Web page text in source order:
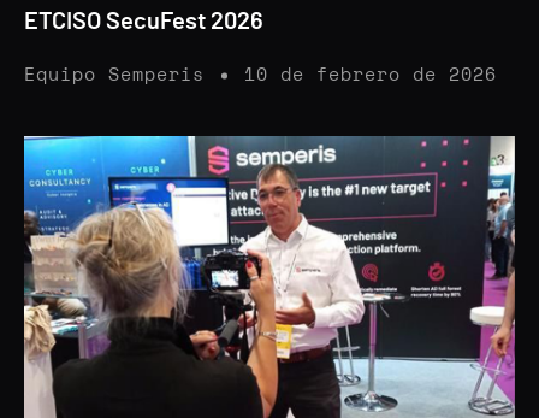
ETCISO SecuFest 2026
Equipo Semperis 10 de febrero de 2026